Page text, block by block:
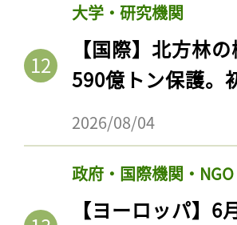
大学・研究機関
【国際】北方林
590億トン保護。
2026/08/04
政府・国際機関・NGO
【ヨーロッパ】